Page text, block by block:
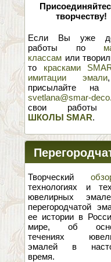
творчеству!
Если Вы уже
работы по
классам или
то красками
имитации эмали
присылайте на
svetlana@smar-
свои работы
ШКОЛЫ SMAR.
эмаль
Творческий
технологиях и
ювелирных
перегородчатой
ее истории в
мире, об
течениях
эмалей в
время.